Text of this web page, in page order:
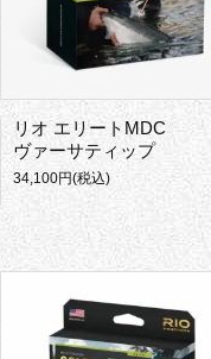
リオ エリートMDC
ヴァーサティップ
34,100円(税込)